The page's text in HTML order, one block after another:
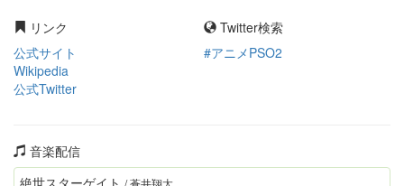
リンク
公式サイト
Wikipedia
公式Twitter
Twitter検索
#アニメPSO2
音楽配信
絶世スターゲイト / 蒼井翔太